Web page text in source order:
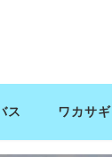
ス ワカサギ